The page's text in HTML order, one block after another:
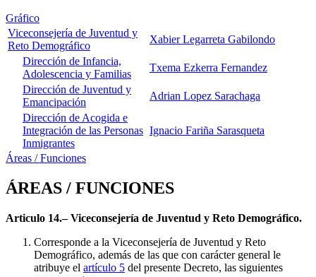
Gráfico
Viceconsejería de Juventud y
Reto Demográfico
Xabier Legarreta Gabilondo
Dirección de Infancia,
Adolescencia y Familias
Txema Ezkerra Fernandez
Dirección de Juventud y
Emancipación
Adrian Lopez Sarachaga
Dirección de Acogida e
Integración de las Personas
Inmigrantes
Ignacio Fariña Sarasqueta
Áreas / Funciones
ÁREAS / FUNCIONES
Articulo 14.– Viceconsejería de Juventud y Reto Demográfico.
Corresponde a la Viceconsejería de Juventud y Reto
Demográfico, además de las que con carácter general le
atribuye el artículo 5 del presente Decreto, las siguientes